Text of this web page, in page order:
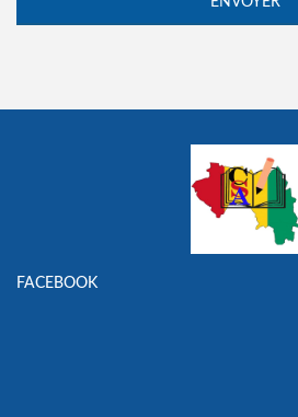
FACEBOOK